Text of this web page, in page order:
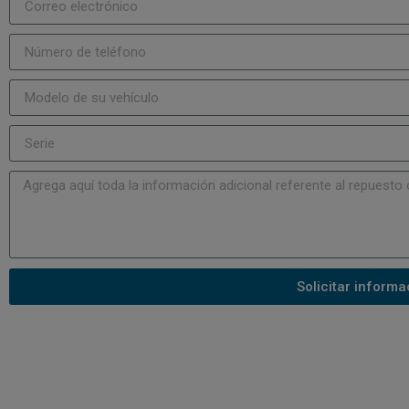
Solicitar